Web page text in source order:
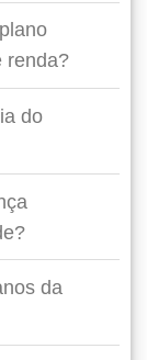
renda?
do
da